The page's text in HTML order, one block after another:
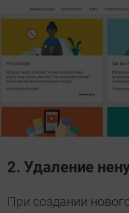
2. Удаление
При создании